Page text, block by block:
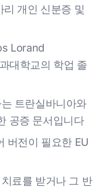
리 개인 신분증 및
Lorand
대학교의 학업 졸
트란실바니아와
공증 문서입니다
버전이 필요한 EU
료를 받거나 그 반